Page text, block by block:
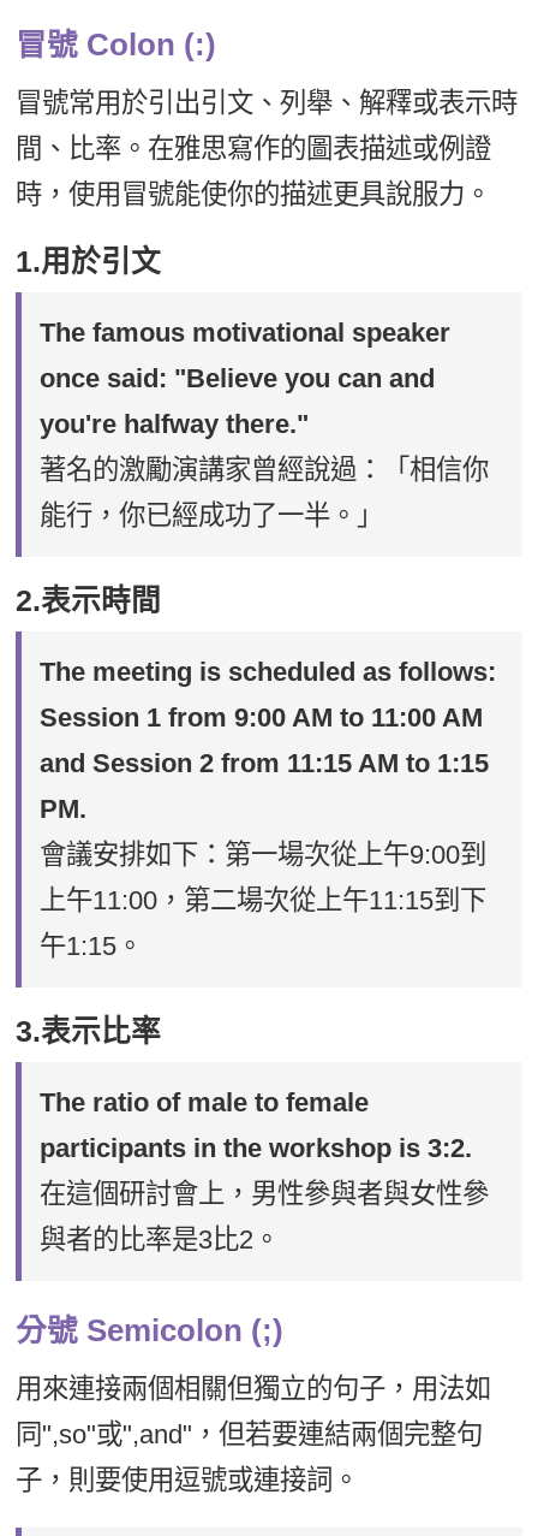
冒號 Colon (:)
冒號常用於引出引文、列舉、解釋或表示時
間、比率。在雅思寫作的圖表描述或例證
時，使用冒號能使你的描述更具說服力。
1.用於引文
The famous motivational speaker
once said: "Believe you can and
you're halfway there."
著名的激勵演講家曾經說過：「相信你
能行，你已經成功了一半。」
2.表示時間
The meeting is scheduled as follows:
Session 1 from 9:00 AM to 11:00 AM
and Session 2 from 11:15 AM to 1:15
PM.
會議安排如下：第一場次從上午9:00到
上午11:00，第二場次從上午11:15到下
午1:15。
3.表示比率
The ratio of male to female
participants in the workshop is 3:2.
在這個研討會上，男性參與者與女性參
與者的比率是3比2。
分號 Semicolon (;)
用來連接兩個相關但獨立的句子，用法如
同",so"或",and"，但若要連結兩個完整句
子，則要使用逗號或連接詞。